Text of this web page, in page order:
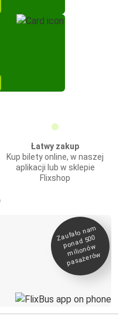
Łatwy zakup
Kup bilety online, w naszej
aplikacji lub w sklepie
Flixshop
Zaufało na
m
ponad 500
milionó
w
pasażeró
w